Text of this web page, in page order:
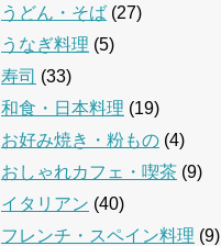
うどん・そば (27)
うなぎ料理 (5)
寿司 (33)
和食・日本料理 (19)
お好み焼き・粉もの (4)
おしゃれカフェ・喫茶 (9)
イタリアン (40)
フレンチ・スペイン料理 (9)